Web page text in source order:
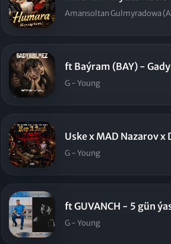
Amansoltan Gulmyradowa
ft Baýram (BAY) -
G - Young
Uske x MAD Nazarov
G - Young
ft GUVANCH - 5 gün
G - Young